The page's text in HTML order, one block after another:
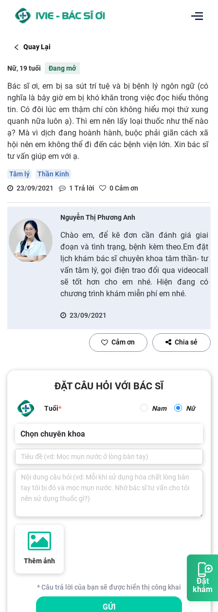
Đặt
khám
Quay Lại
Nữ, 19 tuổi Đang mở
Bác sĩ ơi, em bị sa sút trí tuệ và bị bệnh lý ngôn ngữ (có
nghĩa là bây giờ em bị khó khăn trong việc đọc hiểu thông
tin. Có đôi lúc em thậm chí còn không hiểu mọi thứ xung
quanh nữa luôn ạ). Thì em nên lấy loại thuốc như thế nào
ạ? Mà vì dịch đang hoành hành, buộc phải giãn cách xã
hội nên em không thể đi đến các bệnh viện lớn. Xin bác sĩ
tư vấn giúp em với ạ.
Tâm lý
Thần Kinh
23/09/2021
1 Trả lời 0Cảm ơn
Nguyễn Thị Phương Anh
Chào em, để kê đơn cần đánh giá giai
đoạn và tình trạng, bệnh kèm theo.Em đặt
lịch khám bác sĩ chuyên khoa tâm thần- tư
vấn tâm lý, gọi điện trao đổi qua videocall
sẽ tốt hơn cho em nhé. Hiện đang có
chương trình khám miễn phí em nhé.
23/09/2021
Cảm ơn Chia sẻ
ĐẶT CÂU HỎI VỚI BÁC SĨ
Tuổi Nam Nữ
Chọn chuyên khoa
Thêm ảnh
* Câu trả lời của bạn sẽ được hiển thị công khai
GỬI